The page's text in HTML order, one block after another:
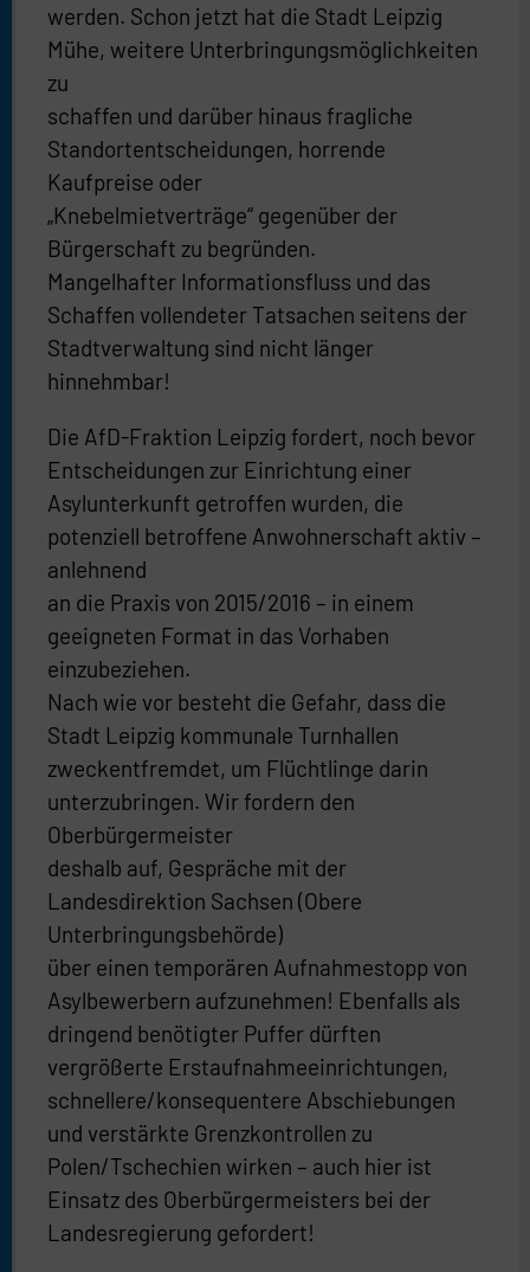
werden. Schon jetzt hat die Stadt Leipzig
Mühe, weitere Unterbringungsmöglichkeiten
zu
schaffen und darüber hinaus fragliche
Standortentscheidungen, horrende
Kaufpreise oder
„Knebelmietverträge“ gegenüber der
Bürgerschaft zu begründen.
Mangelhafter Informationsfluss und das
Schaffen vollendeter Tatsachen seitens der
Stadtverwaltung sind nicht länger
hinnehmbar!
Die AfD-Fraktion Leipzig fordert, noch bevor
Entscheidungen zur Einrichtung einer
Asylunterkunft getroffen wurden, die
potenziell betroffene Anwohnerschaft aktiv –
anlehnend
an die Praxis von 2015/2016 – in einem
geeigneten Format in das Vorhaben
einzubeziehen.
Nach wie vor besteht die Gefahr, dass die
Stadt Leipzig kommunale Turnhallen
zweckentfremdet, um Flüchtlinge darin
unterzubringen. Wir fordern den
Oberbürgermeister
deshalb auf, Gespräche mit der
Landesdirektion Sachsen (Obere
Unterbringungsbehörde)
über einen temporären Aufnahmestopp von
Asylbewerbern aufzunehmen! Ebenfalls als
dringend benötigter Puffer dürften
vergrößerte Erstaufnahmeeinrichtungen,
schnellere/konsequentere Abschiebungen
und verstärkte Grenzkontrollen zu
Polen/Tschechien wirken – auch hier ist
Einsatz des Oberbürgermeisters bei der
Landesregierung gefordert!